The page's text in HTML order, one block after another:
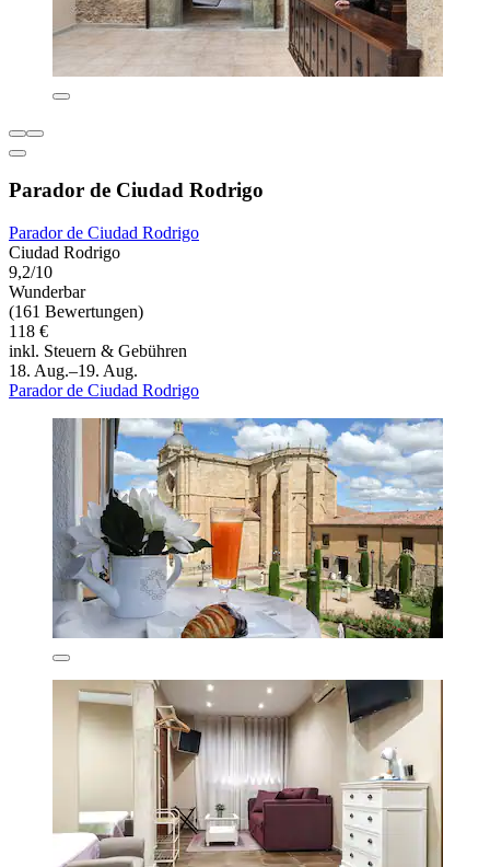
Parador de Ciudad Rodrigo
Parador de Ciudad Rodrigo
Ciudad Rodrigo
9,2/10
Wunderbar
(161 Bewertungen)
118 €
inkl. Steuern & Gebühren
18. Aug.–19. Aug.
Parador de Ciudad Rodrigo